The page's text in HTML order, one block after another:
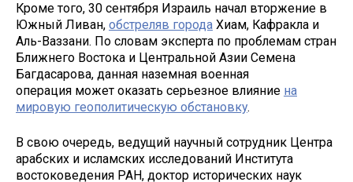
Кроме того, 30 сентября Израиль начал вторжение в
Южный Ливан, обстреляв города Хиам, Кафракла и
Аль-Ваззани. По словам эксперта по проблемам стран
Ближнего Востока и Центральной Азии Семена
Багдасарова, данная наземная военная
операция может оказать серьезное влияние на
мировую геополитическую обстановку.
В свою очередь, ведущий научный сотрудник Центра
арабских и исламских исследований Института
востоковедения РАН, доктор исторических наук